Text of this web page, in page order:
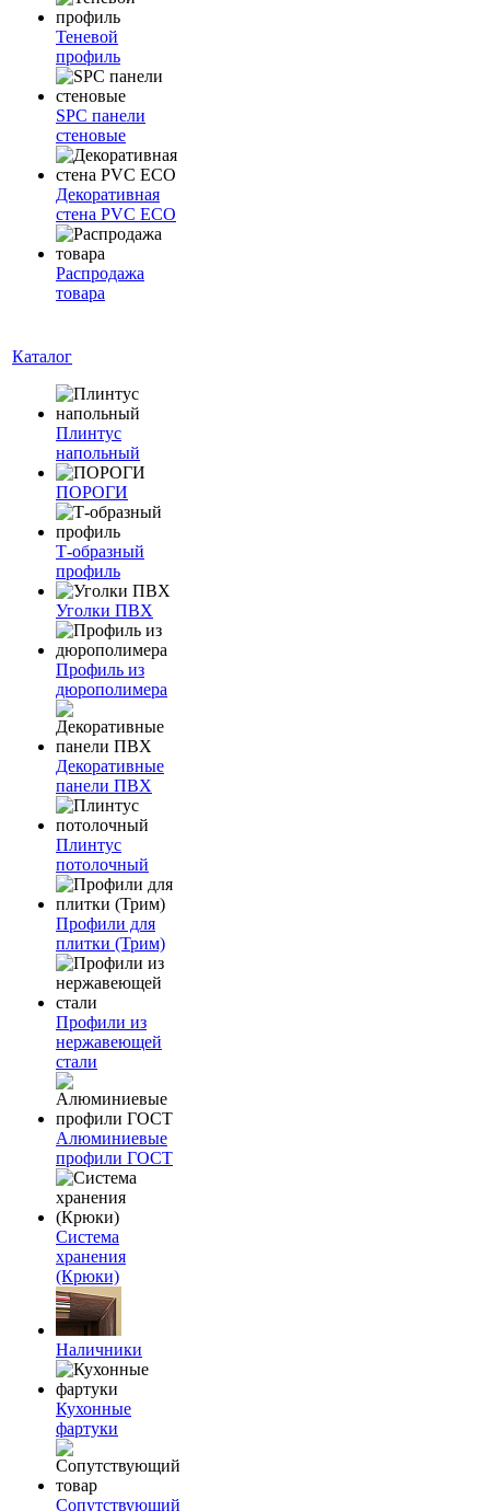
Теневой
профиль
SPC панели
стеновые
Декоративная
стена PVC ECO
Распродажа
товара
Каталог
Плинтус
напольный
ПОРОГИ
Т-образный
профиль
Уголки ПВХ
Профиль из
дюрополимера
Декоративные
панели ПВХ
Плинтус
потолочный
Профили для
плитки (Трим)
Профили из
нержавеющей
стали
Алюминиевые
профили ГОСТ
Система
хранения
(Крюки)
Наличники
Кухонные
фартуки
Сопутствующий